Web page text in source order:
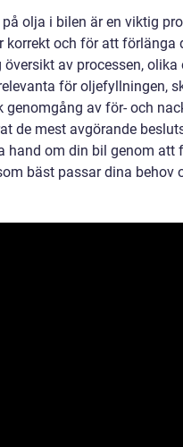
olja i bilen är en viktig
korrekt och för att förlänga
översikt av processen,
för oljefyllningen,
genomgång av för- och
de mest avgörande
hand om din bil genom att
bäst passar dina behov